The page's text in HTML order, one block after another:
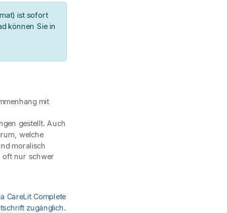
ist sofort
können Sie in
mit
gestellt. Auch
welche
moralisch
oft nur schwer
CareLit Complete
zugänglich.